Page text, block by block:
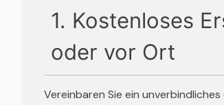
1. Kostenloses
oder vor Ort
Vereinbaren Sie ein